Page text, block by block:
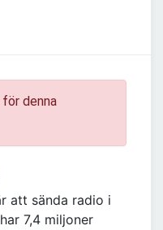
för denna
att sända radio i
7,4 miljoner